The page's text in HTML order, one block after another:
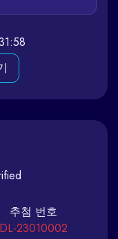
추첨 번호
DL-23010002